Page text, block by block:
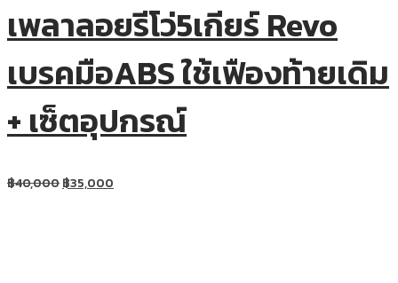
เพลาลอยรีโว่5เกียร์ Revo
เบรคมือABS ใช้เฟืองท้ายเดิม
+ เซ็ตอุปกรณ์
฿40,000฿35,000